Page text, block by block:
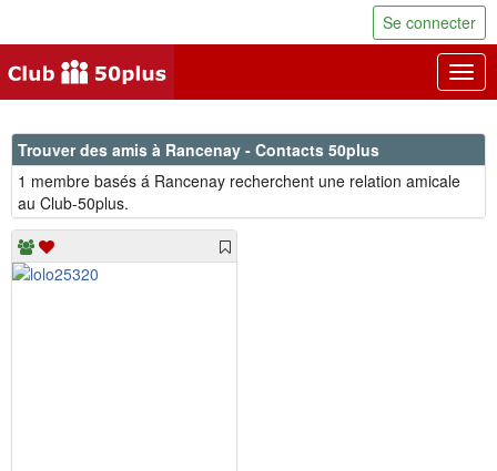
Se connecter
Trouver des amis à Rancenay - Contacts 50plus
1 membre basés á Rancenay recherchent une relation amicale
au Club-50plus.